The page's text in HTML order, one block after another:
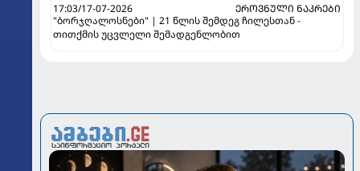
17:03/17-07-2026
ᲔᲠᲝᲕᲜᲣᲚᲘ ᲜᲐᲙᲠᲔᲑᲘ
"ბორჯღალოსნები" | 21 წლის შემდეგ ჩილესთან -
თითქმის უცვლელი შემადგენლობით